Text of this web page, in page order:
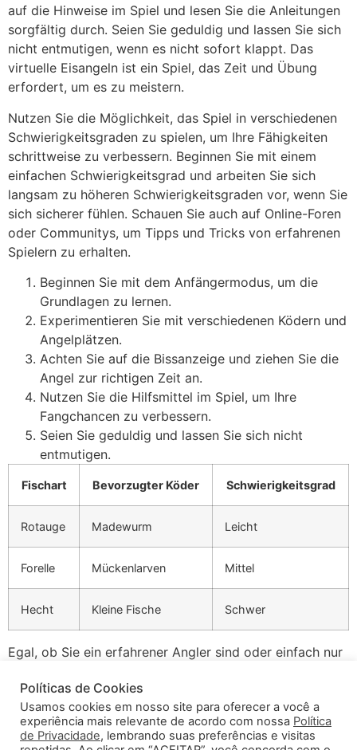
auf die Hinweise im Spiel und lesen Sie die Anleitungen
sorgfältig durch. Seien Sie geduldig und lassen Sie sich
nicht entmutigen, wenn es nicht sofort klappt. Das
virtuelle Eisangeln ist ein Spiel, das Zeit und Übung
erfordert, um es zu meistern.
Nutzen Sie die Möglichkeit, das Spiel in verschiedenen
Schwierigkeitsgraden zu spielen, um Ihre Fähigkeiten
schrittweise zu verbessern. Beginnen Sie mit einem
einfachen Schwierigkeitsgrad und arbeiten Sie sich
langsam zu höheren Schwierigkeitsgraden vor, wenn Sie
sich sicherer fühlen. Schauen Sie auch auf Online-Foren
oder Communitys, um Tipps und Tricks von erfahrenen
Spielern zu erhalten.
Beginnen Sie mit dem Anfängermodus, um die
Grundlagen zu lernen.
Experimentieren Sie mit verschiedenen Ködern und
Angelplätzen.
Achten Sie auf die Bissanzeige und ziehen Sie die
Angel zur richtigen Zeit an.
Nutzen Sie die Hilfsmittel im Spiel, um Ihre
Fangchancen zu verbessern.
Seien Sie geduldig und lassen Sie sich nicht
entmutigen.
Fischart Bevorzugter Köder Schwierigkeitsgrad
Rotauge Madewurm Leicht
Forelle Mückenlarven Mittel
Hecht Kleine Fische Schwer
Egal, ob Sie ein erfahrener Angler sind oder einfach nur
entspannenden Spiel sind, das
bietet Ihnen eine großartige Möglichkeit, die Freude am
Angeln auch in den kälteren Monaten zu erleben.
Políticas de Cookies
Usamos cookies em nosso site para oferecer a você a
experiência mais relevante de acordo com nossa Política
de Privacidade, lembrando suas preferências e visitas